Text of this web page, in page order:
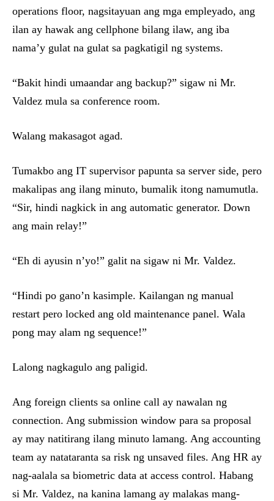
operations floor, nagsitayuan ang mga empleyado, ang
ilan ay hawak ang cellphone bilang ilaw, ang iba
nama’y gulat na gulat sa pagkatigil ng systems.
“Bakit hindi umaandar ang backup?” sigaw ni Mr.
Valdez mula sa conference room.
Walang makasagot agad.
Tumakbo ang IT supervisor papunta sa server side, pero
makalipas ang ilang minuto, bumalik itong namumutla.
“Sir, hindi nagkick in ang automatic generator. Down
ang main relay!”
“Eh di ayusin n’yo!” galit na sigaw ni Mr. Valdez.
“Hindi po gano’n kasimple. Kailangan ng manual
restart pero locked ang old maintenance panel. Wala
pong may alam ng sequence!”
Lalong nagkagulo ang paligid.
Ang foreign clients sa online call ay nawalan ng
connection. Ang submission window para sa proposal
ay may natitirang ilang minuto lamang. Ang accounting
team ay natataranta sa risk ng unsaved files. Ang HR ay
nag-aalala sa biometric data at access control. Habang
si Mr. Valdez, na kanina lamang ay malakas mang-